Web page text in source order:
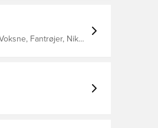
Fantrøjer, Nike,